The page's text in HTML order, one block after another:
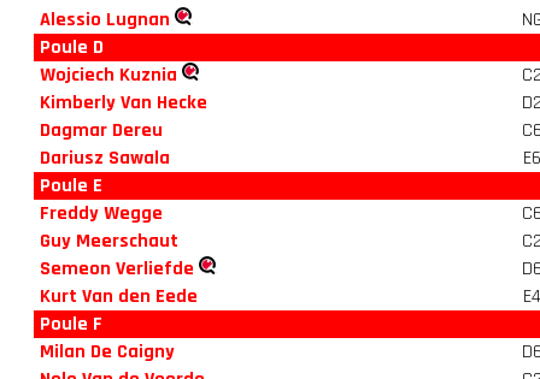
Alessio Lugnan
Poule D
Wojciech Kuznia
Kimberly Van Hecke
Dagmar Dereu
Dariusz Sawala
E6
Poule E
Freddy Wegge
Guy Meerschaut
Semeon Verliefde
Kurt Van den Eede
E4
Poule F
Milan De Caigny